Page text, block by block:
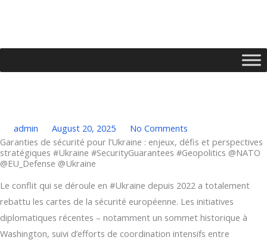
admin August 20, 2025
No Comments
Garanties de sécurité pour l’Ukraine : enjeux, défis et perspectives
stratégiques #Ukraine #SecurityGuarantees #Geopolitics @NATO
@EU_Defense @Ukraine
Le conflit qui se déroule en #Ukraine depuis 2022 a totalement
rebattu les cartes de la sécurité européenne. Les initiatives
diplomatiques récentes – notamment un sommet historique à
Washington, suivi d’efforts de coordination intensifs entre